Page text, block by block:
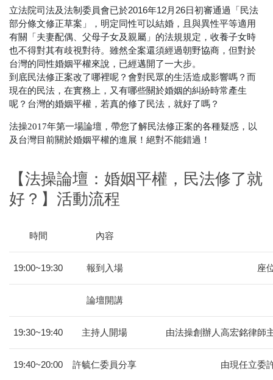
立法院司法及法制委員會已於2016年12月26日初審通過「民法
部分條文修正草案」，明定同性可以結婚，且與異性平等適用
有關「夫妻配偶、父母子女及親屬」的法規規定，收養子女時
也不得對其有歧視對待。雖然全案還須經過朝野協商，但對於
台灣的同性婚姻平權來說，已經邁開了一大步。
到底民法修正案改了哪裡呢？會對民眾的生活造成影響嗎？而
現在的民法，在實務上，又有哪些關於婚姻的糾紛時常產生
呢？台灣的婚姻平權，若真的修了民法，就好了嗎？
法操2017年第一場論壇，帶您了解民法修正案的各種疑惑，以
及台灣目前關於婚姻平權的進展！絕對不能錯過！
【法操論壇：婚姻平權，民法修了就
好？】活動流程
時間 內容
19:00~19:30 報到入場 座
論壇開講
19:30~19:40 主持人開場 由法操創辦人高宏銘律師
19:40~20:00 許毓仁委員分享 由現任立委